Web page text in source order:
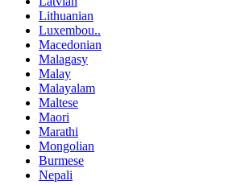
Lithuanian
Luxembou..
Macedonian
Malagasy
Malay
Malayalam
Maltese
Maori
Marathi
Mongolian
Burmese
Nepali